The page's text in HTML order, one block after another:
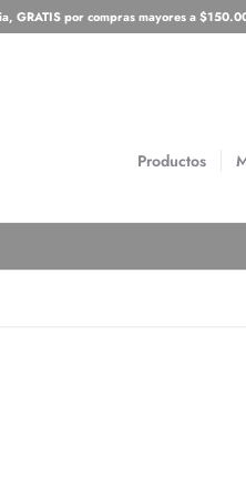
GRATIS por compras mayores a
Productos